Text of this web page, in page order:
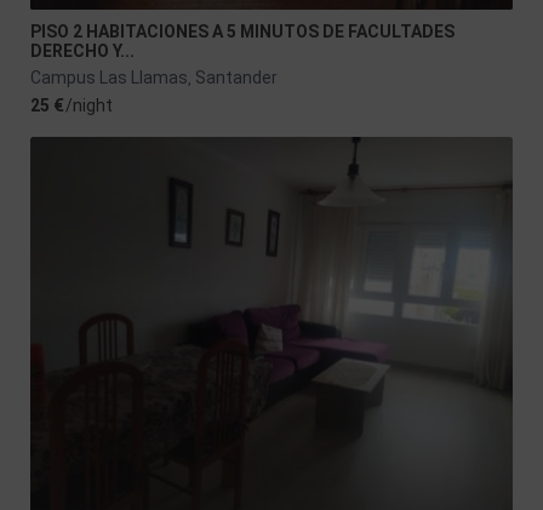
PISO 2 HABITACIONES A 5 MINUTOS DE FACULTADES
DERECHO Y...
Campus Las Llamas Santander
25 €/night